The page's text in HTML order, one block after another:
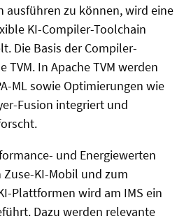
ausführen zu können, wird eine
KI-Compiler-Toolchain
Die Basis der Compiler-
In Apache TVM werden
ML sowie Optimierungen wie
Fusion integriert und
und Energiewerten
KI-Mobil und zum
Plattformen wird am IMS ein
Dazu werden relevante